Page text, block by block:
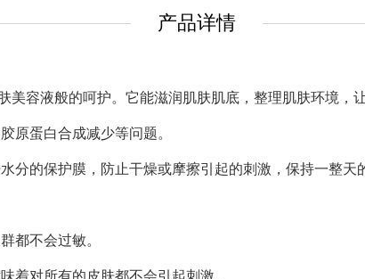
产品详情
美容液般的呵护。它能滋润肌肤肌底，整理肌肤环境，
原蛋白合成减少等问题。
分的保护膜，防止干燥或摩擦引起的刺激，保持一整天
都不会过敏。